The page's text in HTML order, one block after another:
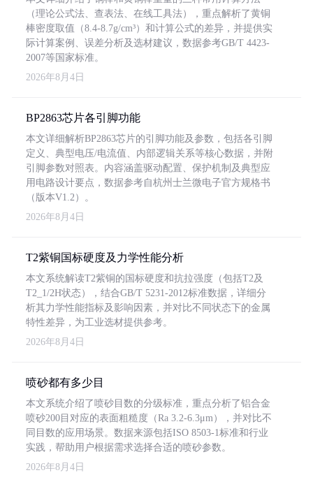
（理论公式法、查表法、在线工具法），重点解析了黄铜
棒密度取值（8.4-8.7g/cm³）和计算公式的差异，并提供实
际计算案例、误差分析及选材建议，数据参考GB/T 4423-
2007等国家标准。
2026年8月4日
BP2863芯片各引脚功能
本文详细解析BP2863芯片的引脚功能及参数，包括各引脚
定义、典型电压/电流值、内部逻辑关系等核心数据，并附
引脚参数对照表。内容涵盖驱动配置、保护机制及典型应
用电路设计要点，数据参考自杭州士兰微电子官方规格书
（版本V1.2）。
2026年8月4日
T2紫铜国标硬度及力学性能分析
本文系统解读T2紫铜的国标硬度和抗拉强度（包括T2及
T2_1/2H状态），结合GB/T 5231-2012标准数据，详细分
析其力学性能指标及影响因素，并对比不同状态下的金属
特性差异，为工业选材提供参考。
2026年8月4日
喷砂都有多少目
本文系统介绍了喷砂目数的分级标准，重点分析了铝合金
喷砂200目对应的表面粗糙度（Ra 3.2-6.3μm），并对比不
同目数的应用场景。数据来源包括ISO 8503-1标准和行业
实践，帮助用户根据需求选择合适的喷砂参数。
2026年8月4日